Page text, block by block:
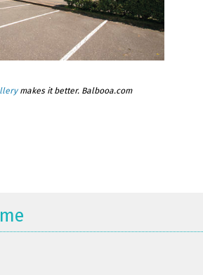
makes it better. Balbooa.com